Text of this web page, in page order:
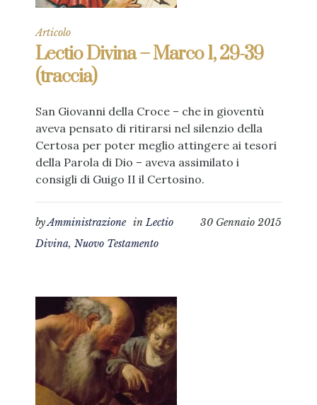
Articolo
Lectio Divina – Marco 1, 29-39
(traccia)
San Giovanni della Croce – che in gioventù
aveva pensato di ritirarsi nel silenzio della
Certosa per poter meglio attingere ai tesori
della Parola di Dio – aveva assimilato i
consigli di Guigo II il Certosino.
30 Gennaio 2015
byAmministrazione inLectio
Divina, Nuovo Testamento